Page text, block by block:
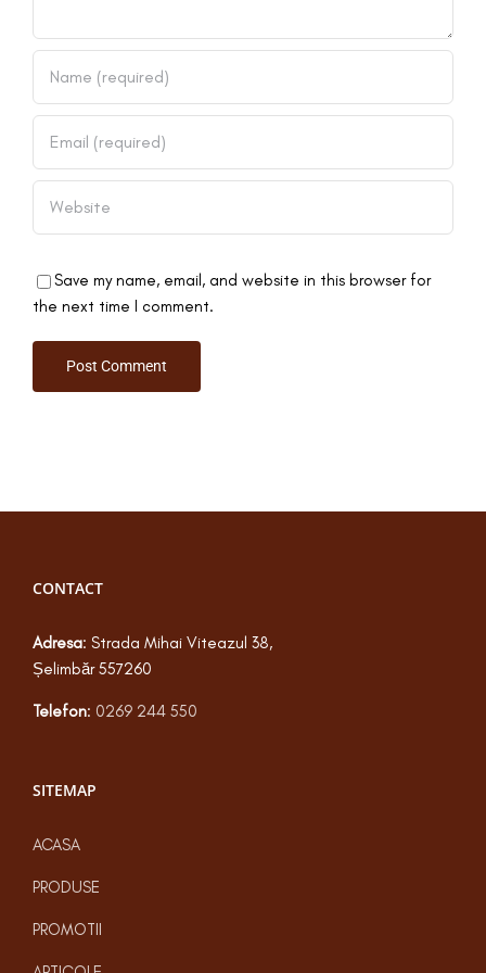
Save my name, email, and website in this browser for
the next time I comment.
CONTACT
Adresa: Strada Mihai Viteazul 38,
Șelimbăr 557260
Telefon: 0269 244 550
SITEMAP
ACASA
PRODUSE
PROMOTII